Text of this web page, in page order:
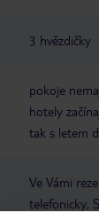
3 hvězdičky
pokoje
hotely
tak s letem
Ve Vámi
telefonicky,